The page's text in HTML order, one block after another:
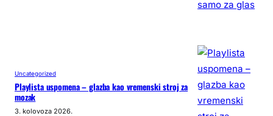
Uncategorized
Playlista uspomena – glazba kao vremenski stroj za
mozak
3. kolovoza 2026.